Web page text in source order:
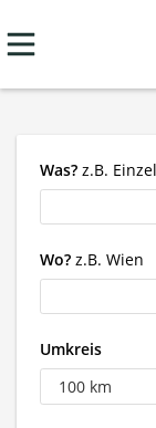
Was? z.B.
Wo? z.B. Wien
Umkreis